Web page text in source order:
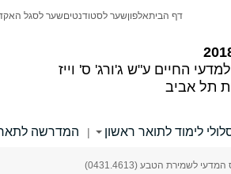
החיים ע"ש ג'ורג' ס' וייז
תל אביב
דף הביתאלפוןשער לסטודנטיםשער לסגל
לימוד לתואר ראשון | המדרשה
לשמירת הטבע (0431.4613)